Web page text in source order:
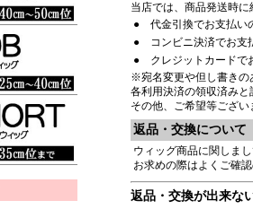
当店では、商品発送時に
●
代金引換でお支払い
●
コンビニ決済でお支
●
クレジットカードで
※宛名変更や但し書きの
各利用決済の領収済みと
その他、ご希望等ござい
返品・交換について
ウィッグ商品に関しま
お求めの際はよくご確
返品・交換が出来な